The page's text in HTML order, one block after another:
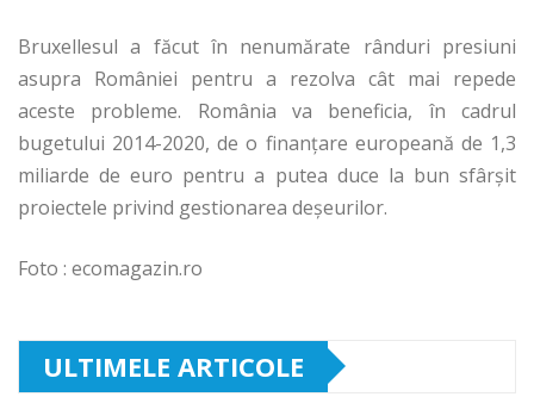
Bruxellesul a făcut în nenumărate rânduri presiuni
asupra României pentru a rezolva cât mai repede
aceste probleme. România va beneficia, în cadrul
bugetului 2014-2020, de o finanțare europeană de 1,3
miliarde de euro pentru a putea duce la bun sfârșit
proiectele privind gestionarea deșeurilor.
Foto : ecomagazin.ro
ULTIMELE ARTICOLE